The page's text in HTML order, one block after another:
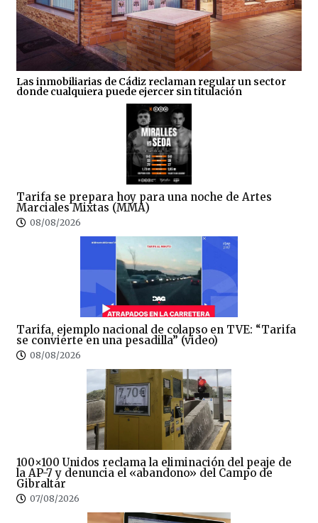
Las inmobiliarias de Cádiz reclaman regular un sector
donde cualquiera puede ejercer sin titulación
Tarifa se prepara hoy para una noche de Artes
Marciales Mixtas (MMA)
08/08/2026
Tarifa, ejemplo nacional de colapso en TVE: “Tarifa
se convierte en una pesadilla” (video)
08/08/2026
100×100 Unidos reclama la eliminación del peaje de
la AP-7 y denuncia el «abandono» del Campo de
Gibraltar
07/08/2026